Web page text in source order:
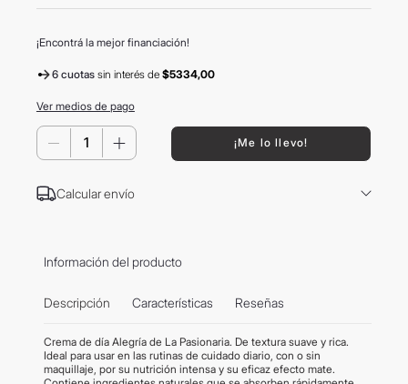
¡Encontrá la mejor financiación!
6 cuotas sin interésde $5334,00
Ver medios de pago
＋
－ ¡Me lo llevo!
Calcular envío
Información del producto
Descripción Características Reseñas
Crema de día Alegría de La Pasionaria. De textura suave y rica.
Ideal para usar en las rutinas de cuidado diario, con o sin
maquillaje, por su nutrición intensa y su eficaz efecto mate.